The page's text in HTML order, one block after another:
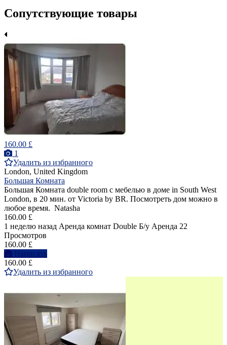
Сопутствующие товары
160.00 £
1
Удалить из избранного
London, United Kingdom
Большая Комната
Большая Комната double room с мебелью в доме in South West
London, в 20 мин. от Victoria by BR. Посмотреть дом можно в
любое время. Natasha
160.00 £
1 неделю назад Аренда комнат Double Б/у Аренда 22
Просмотров
160.00 £
Написать
160.00 £
Удалить из избранного